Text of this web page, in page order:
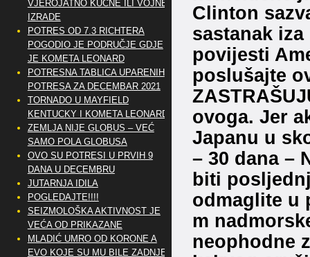
Clinton
sastanak
povijesti
poslušajte
ovoga. Jer
Japanu u
– 30 dana –
biti
odmaglite u
m
neophodne
VJEROJATNO KUĆNE ILI VOJNE
IZRADE
POTRES OD 7.3 RICHTERA
POGODIO JE PODRUČJE GDJE
JE KOMETA LEONARD
POTRESNA TABLICA UPARENIH
POTRESA ZA DECEMBAR 2021
TORNADO U MAYFIELD
KENTUCKY I KOMETA LEONARD
ZEMLJA NIJE GLOBUS – VEĆ
SAMO POLA GLOBUSA
OVO SU POTRESI U PRVIH 9
DANA U DECEMBRU
JUTARNJA IDILA
POGLEDAJTE!!!!
SEIZMOLOŠKA AKTIVNOST JE
VEĆA OD PRIKAZANE
MLADIĆ UMRO OD KORONE A
EVO KOJE SU MU BILE ZADNJE